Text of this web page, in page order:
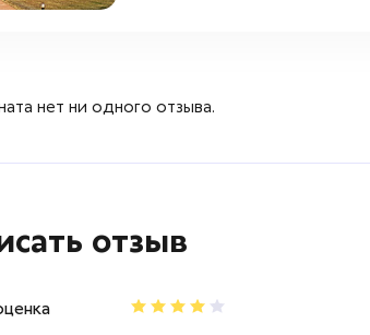
нет ни одного отзыва.
отзыв